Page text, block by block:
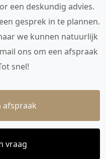
een deskundig advies.
gesprek in te plannen.
we kunnen natuurlijk
ons om een afspraak
snel!
afspraak
vraag